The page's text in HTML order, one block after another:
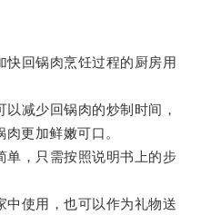
回锅肉烹饪过程的厨房用
减少回锅肉的炒制时间，
更加鲜嫩可口。
，只需按照说明书上的步
使用，也可以作为礼物送